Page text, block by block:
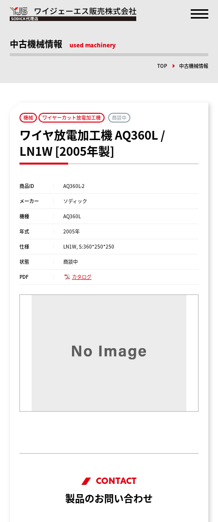
中古機械情報 used machinery
TOP 中古機械情報
機械 ワイヤーカット放電加工機 商談中
ワイヤ放電加工機 AQ360L /
LN1W [2005年製]
商品ID AQ360L-2
メーカー ソディック
機種 AQ360L
年式 2005年
仕様 LN1W, S:360*250*250
状態 商談中
PDF カタログ
CONTACT
製品のお問い合わせ